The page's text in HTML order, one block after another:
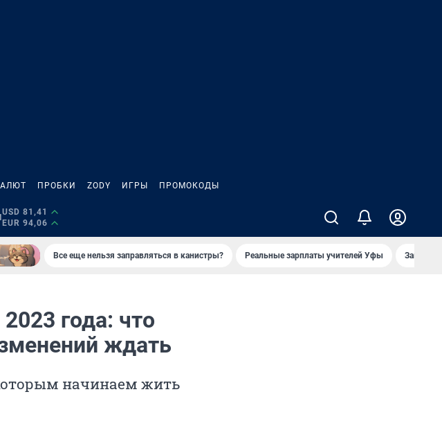
ПРОБКИ ZODY ИГРЫ ПРОМОКОДЫ
USD 81,41
EUR 94,06
Все еще нельзя заправляться в канистры? Реальные зарплаты учителей Уфы
года: что
ждать
начинаем жить